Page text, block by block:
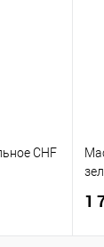
CHF
1